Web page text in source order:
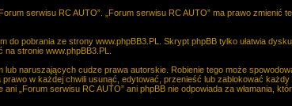
serwisu RC AUTO”. „Forum serwisu RC AUTO” ma prawo zmienić
do pobrania ze strony www.phpBB3.PL
. Skrypt phpBB tylko ułatwia
na stronie www.phpBB3.PL
naruszających cudze prawa autorskie. Robienie tego może
w każdej chwili usunąć, edytować, przenieść lub zablokować
„Forum serwisu RC AUTO” ani phpBB nie odpowiada za włamania,